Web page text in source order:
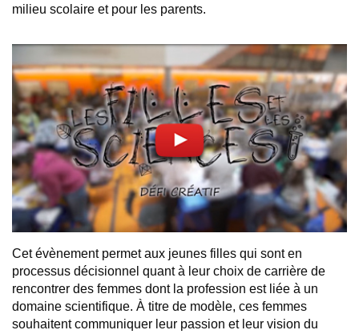
milieu scolaire et pour les parents.
Cet évènement permet aux jeunes filles qui sont en
processus décisionnel quant à leur choix de carrière de
rencontrer des femmes dont la profession est liée à un
domaine scientifique. À titre de modèle, ces femmes
souhaitent communiquer leur passion et leur vision du